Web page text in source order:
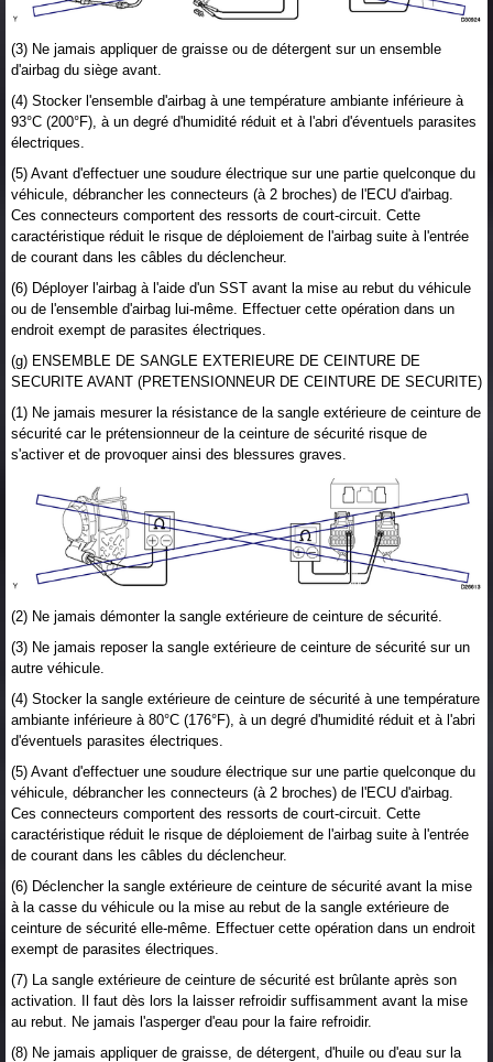
(3) Ne jamais appliquer de graisse ou de détergent sur un ensemble
d'airbag du siège avant.
(4) Stocker l'ensemble d'airbag à une température ambiante inférieure à
93°C (200°F), à un degré d'humidité réduit et à l'abri d'éventuels parasites
électriques.
(5) Avant d'effectuer une soudure électrique sur une partie quelconque du
véhicule, débrancher les connecteurs (à 2 broches) de l'ECU d'airbag.
Ces connecteurs comportent des ressorts de court-circuit. Cette
caractéristique réduit le risque de déploiement de l'airbag suite à l'entrée
de courant dans les câbles du déclencheur.
(6) Déployer l'airbag à l'aide d'un SST avant la mise au rebut du véhicule
ou de l'ensemble d'airbag lui-même. Effectuer cette opération dans un
endroit exempt de parasites électriques.
(g) ENSEMBLE DE SANGLE EXTERIEURE DE CEINTURE DE
SECURITE AVANT (PRETENSIONNEUR DE CEINTURE DE SECURITE)
(1) Ne jamais mesurer la résistance de la sangle extérieure de ceinture de
sécurité car le prétensionneur de la ceinture de sécurité risque de
s'activer et de provoquer ainsi des blessures graves.
(2) Ne jamais démonter la sangle extérieure de ceinture de sécurité.
(3) Ne jamais reposer la sangle extérieure de ceinture de sécurité sur un
autre véhicule.
(4) Stocker la sangle extérieure de ceinture de sécurité à une température
ambiante inférieure à 80°C (176°F), à un degré d'humidité réduit et à l'abri
d'éventuels parasites électriques.
(5) Avant d'effectuer une soudure électrique sur une partie quelconque du
véhicule, débrancher les connecteurs (à 2 broches) de l'ECU d'airbag.
Ces connecteurs comportent des ressorts de court-circuit. Cette
caractéristique réduit le risque de déploiement de l'airbag suite à l'entrée
de courant dans les câbles du déclencheur.
(6) Déclencher la sangle extérieure de ceinture de sécurité avant la mise
à la casse du véhicule ou la mise au rebut de la sangle extérieure de
ceinture de sécurité elle-même. Effectuer cette opération dans un endroit
exempt de parasites électriques.
(7) La sangle extérieure de ceinture de sécurité est brûlante après son
activation. Il faut dès lors la laisser refroidir suffisamment avant la mise
au rebut. Ne jamais l'asperger d'eau pour la faire refroidir.
(8) Ne jamais appliquer de graisse, de détergent, d'huile ou d'eau sur la